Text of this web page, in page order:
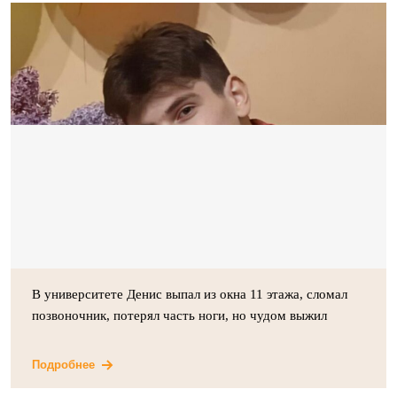
В университете Денис выпал из окна 11 этажа, сломал
позвоночник, потерял часть ноги, но чудом выжил
Подробнее